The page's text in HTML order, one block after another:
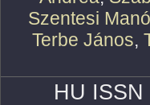
Szentesi Manó
Terbe János,
HU